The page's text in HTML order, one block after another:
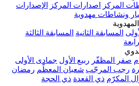
المركز
اصدارات المركز
الإصدارات
ونشاطات مهدوية
المسابقة الثانية المسابقة الثالثة
صفر المظفّر ربيع الأول جمادى الأولى
رجب المرجّب شعبان المعظّم رمضان
المكرّم ذي القعدة ذي الحجة